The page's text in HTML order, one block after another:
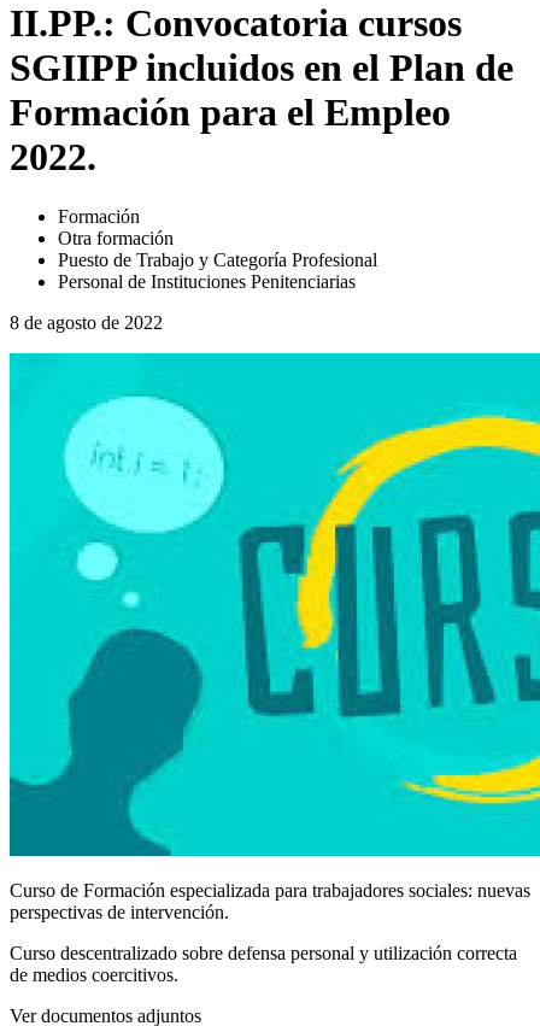
II.PP.: Convocatoria cursos
SGIIPP incluidos en el Plan de
Formación para el Empleo
2022.
Formación
Otra formación
Puesto de Trabajo y Categoría Profesional
Personal de Instituciones Penitenciarias
8 de agosto de 2022
Curso de Formación especializada para trabajadores sociales: nuevas
perspectivas de intervención.
Curso descentralizado sobre defensa personal y utilización correcta
de medios coercitivos.
Ver documentos adjuntos